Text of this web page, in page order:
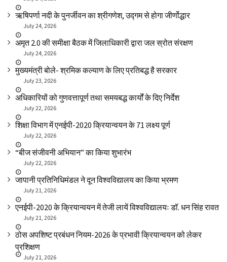
ऋषिपर्णा नदी के पुनर्जीवन का श्रीगणेश, उद्गम से होगा जीर्णोद्धार
July 24, 2026
अमृत 2.0 की समीक्षा बैठक में जिलाधिकारी द्वारा जल स्रोत संरक्षण
July 24, 2026
मुख्यमंत्री बोले- श्रमिक कल्याण के लिए प्रतिबद्ध है सरकार
July 23, 2026
अधिकारियों को गुणवत्तापूर्ण तथा समयबद्ध कार्यों के दिए निर्देश
July 22, 2026
शिक्षा विभाग में एनईपी-2020 क्रियान्वयन के 71 लक्ष्य पूर्ण
July 22, 2026
“बीज संजीवनी अभियान” का किया शुभारंभ
July 22, 2026
जापानी प्रतिनिधिमंडल ने दून विश्वविद्यालय का किया भ्रमण
July 21, 2026
एनईपी-2020 के क्रियान्वयन में तेजी लायें विश्वविद्यालयः डॉ. धन सिंह रावत
July 21, 2026
ठोस अपशिष्ट प्रबंधन नियम-2026 के प्रभावी क्रियान्वयन को लेकर
प्रशिक्षण
July 21, 2026